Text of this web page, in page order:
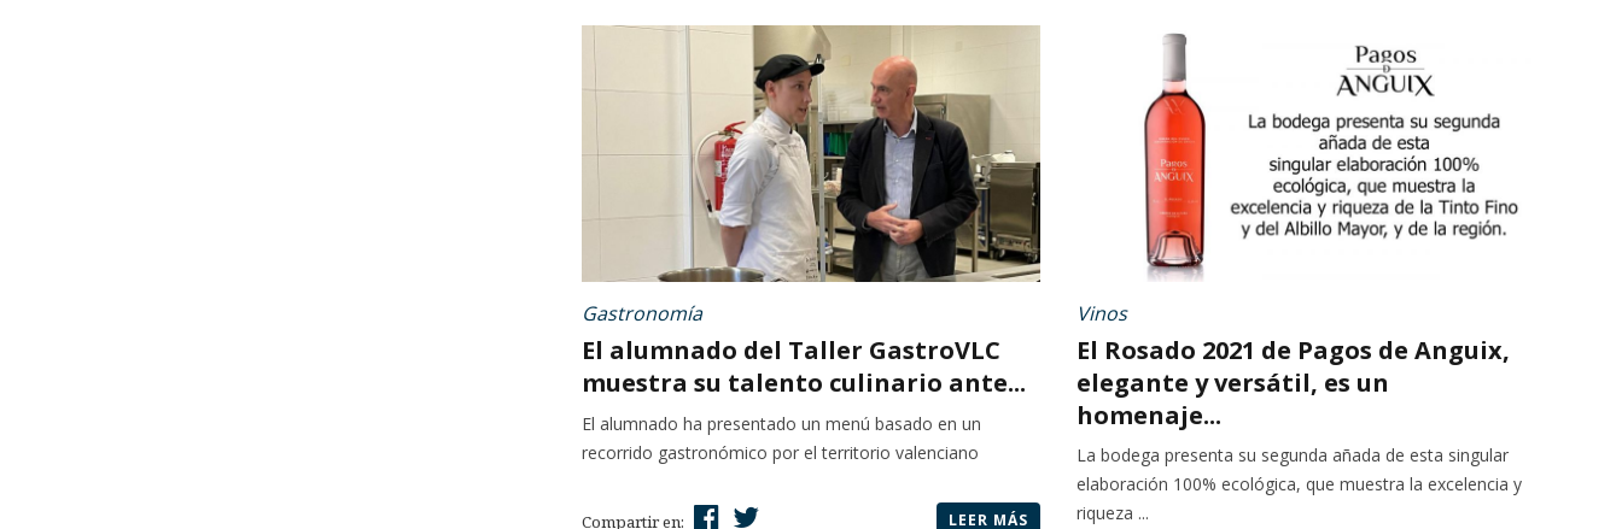
Gastronomía
El alumnado del Taller GastroVLC
muestra su talento culinario ante...
El alumnado ha presentado un menú basado en un
recorrido gastronómico por el territorio valenciano
Compartir en: LEER MÁS
Vinos
El Rosado 2021 de Pagos de Anguix,
elegante y versátil, es un
homenaje...
La bodega presenta su segunda añada de esta singular
elaboración 100% ecológica, que muestra la excelencia y
riqueza ...